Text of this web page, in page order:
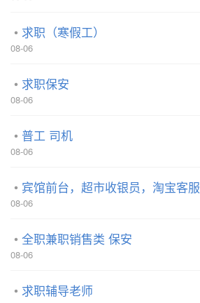
求职（寒假工）
08-06
求职保安
08-06
普工 司机
08-06
宾馆前台，超市收银员，淘宝客服
08-06
全职兼职销售类 保安
08-06
求职辅导老师